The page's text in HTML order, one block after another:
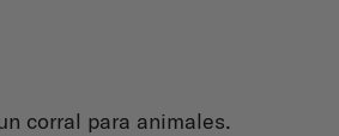
corral para animales.